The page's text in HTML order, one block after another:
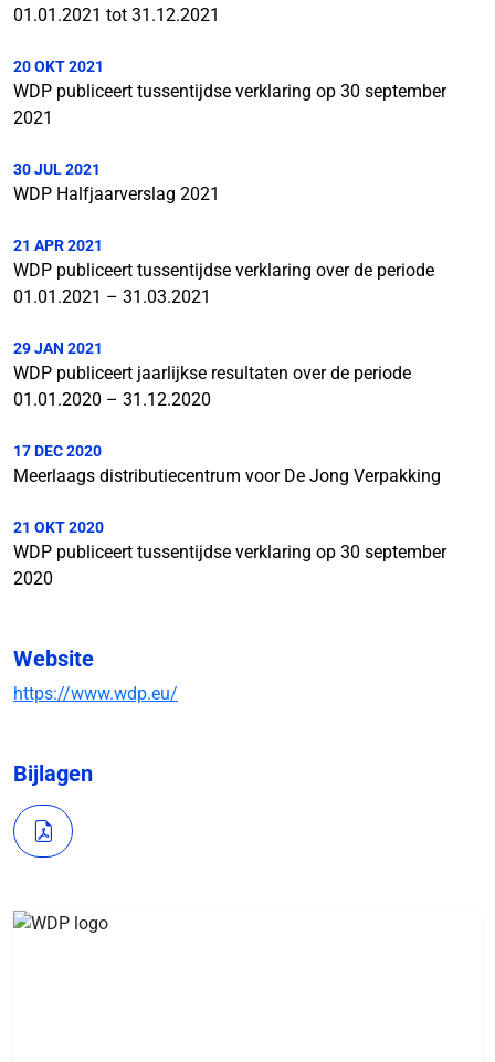
01.01.2021 tot 31.12.2021
20 OKT 2021
WDP publiceert tussentijdse verklaring op 30 september
2021
30 JUL 2021
WDP Halfjaarverslag 2021
21 APR 2021
WDP publiceert tussentijdse verklaring over de periode
01.01.2021 – 31.03.2021
29 JAN 2021
WDP publiceert jaarlijkse resultaten over de periode
01.01.2020 – 31.12.2020
17 DEC 2020
Meerlaags distributiecentrum voor De Jong Verpakking
21 OKT 2020
WDP publiceert tussentijdse verklaring op 30 september
2020
Website
https://www.wdp.eu/
Bijlagen